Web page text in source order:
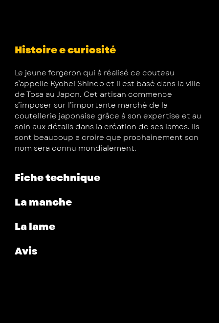
Histoire e curiosité
Le jeune forgeron qui à réalisé ce couteau
s’appelle Kyohei Shindo et il est basé dans la ville
de Tosa au Japon. Cet artisan commence
s’imposer sur l’importante marché de la
coutellerie japonaise grâce à son expertise et au
soin aux détails dans la création de ses lames. Ils
sont beaucoup a croire que prochainement son
nom sera connu mondialement.
Fiche technique
La manche
La lame
Avis